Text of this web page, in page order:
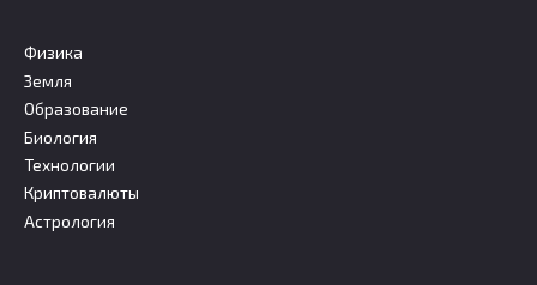
Физика
Земля
Образование
Биология
Технологии
Криптовалюты
Астрология